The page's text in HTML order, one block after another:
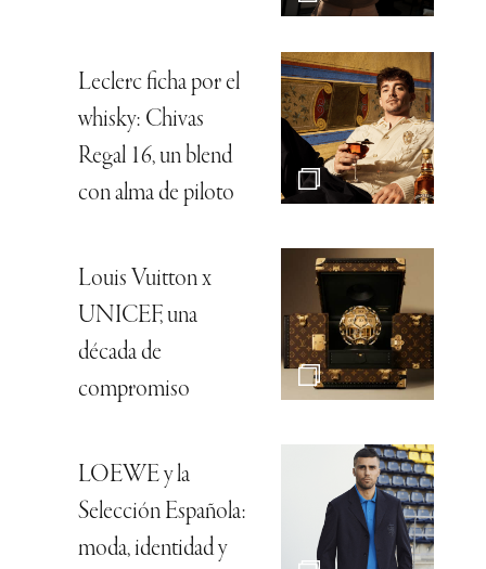
Leclerc ficha por el
whisky: Chivas
Regal 16, un blend
con alma de piloto
Louis Vuitton x
UNICEF, una
década de
compromiso
LOEWE y la
Selección Española:
moda, identidad y